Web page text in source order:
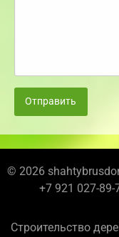
Отправить
© 2026
+7 921 027-
Строительство